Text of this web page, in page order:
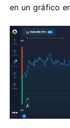
en un gráfico